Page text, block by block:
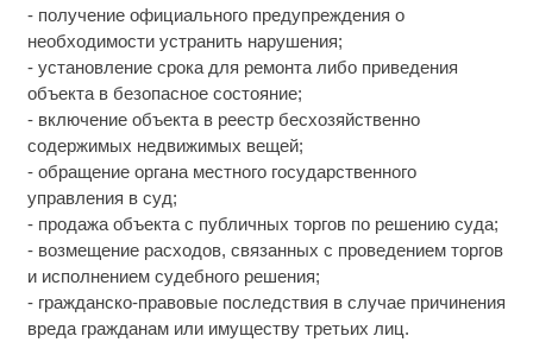
- получение официального предупреждения о
необходимости устранить нарушения;
- установление срока для ремонта либо приведения
объекта в безопасное состояние;
- включение объекта в реестр бесхозяйственно
содержимых недвижимых вещей;
- обращение органа местного государственного
управления в суд;
- продажа объекта с публичных торгов по решению суда;
- возмещение расходов, связанных с проведением торгов
и исполнением судебного решения;
- гражданско-правовые последствия в случае причинения
вреда гражданам или имуществу третьих лиц.